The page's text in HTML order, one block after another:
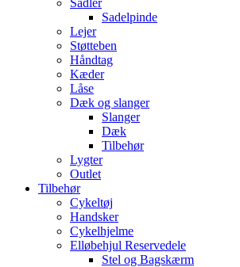
Sadler
Sadelpinde
Lejer
Støtteben
Håndtag
Kæder
Låse
Dæk og slanger
Slanger
Dæk
Tilbehør
Lygter
Outlet
Tilbehør
Cykeltøj
Handsker
Cykelhjelme
Elløbehjul Reservedele
Stel og Bagskærm